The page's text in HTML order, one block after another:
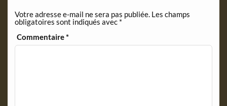
d
l
y
Votre adresse e-mail ne sera pas publiée. Les champs
obligatoires sont indiqués avec *
Commentaire*